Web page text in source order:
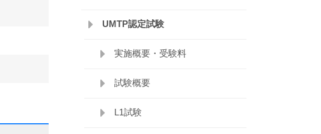
UMTP認定試験
実施概要・受験料
試験概要
L1試験